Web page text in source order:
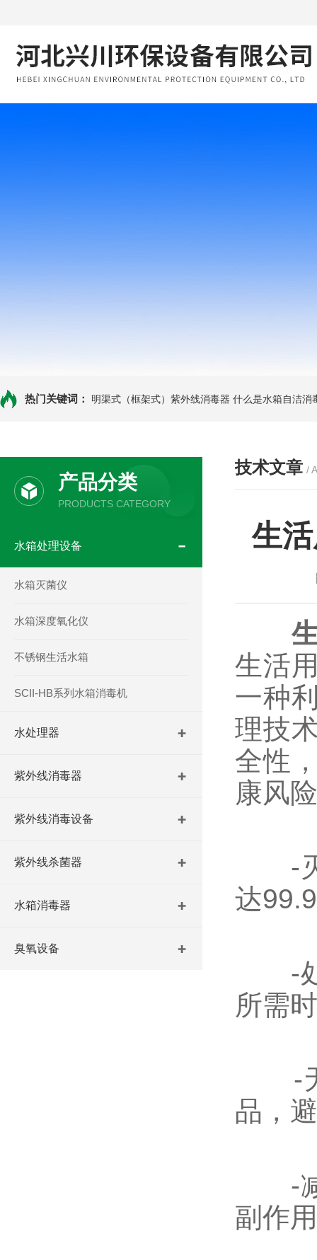
热门关键词： 明渠式（框架式）紫外线消毒器 什么是水箱自洁消
产品分类
PRODUCTS CATEGORY
水箱处理设备
水箱灭菌仪
水箱深度氧化仪
不锈钢生活水箱
SCII-HB系列水箱消毒机
水处理器
紫外线消毒器
紫外线消毒设备
紫外线杀菌器
水箱消毒器
臭氧设备
技术文章 /
生
生活
一种
理技
全性
康风
-灭
达
-处
所需
-无
品，
-减
副作